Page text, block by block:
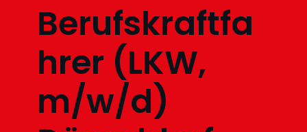
Berufskraftfa
hrer (LKW,
m/w/d)